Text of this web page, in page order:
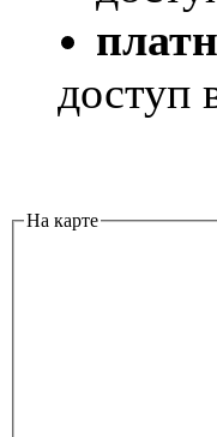
доступ
На карте